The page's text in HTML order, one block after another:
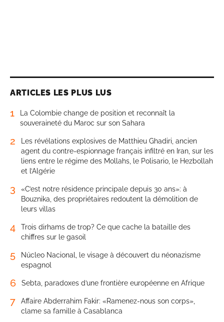
ARTICLES LES PLUS LUS
1
La Colombie change de position et reconnaît la
souveraineté du Maroc sur son Sahara
2
Les révélations explosives de Matthieu Ghadiri, ancien
agent du contre-espionnage français infiltré en Iran, sur les
liens entre le régime des Mollahs, le Polisario, le Hezbollah
et l’Algérie
3
«C’est notre résidence principale depuis 30 ans»: à
Bouznika, des propriétaires redoutent la démolition de
leurs villas
4
Trois dirhams de trop? Ce que cache la bataille des
chiffres sur le gasoil
5
Núcleo Nacional, le visage à découvert du néonazisme
espagnol
6 Sebta, paradoxes d’une frontière européenne en Afrique
7
Affaire Abderrahim Fakir: «Ramenez-nous son corps»,
clame sa famille à Casablanca